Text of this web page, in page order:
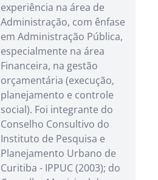
experiência na área de
Administração, com ênfase
em Administração Pública,
especialmente na área
Financeira, na gestão
orçamentária (execução,
planejamento e controle
social). Foi integrante do
Conselho Consultivo do
Instituto de Pesquisa e
Planejamento Urbano de
Curitiba - IPPUC (2003); do